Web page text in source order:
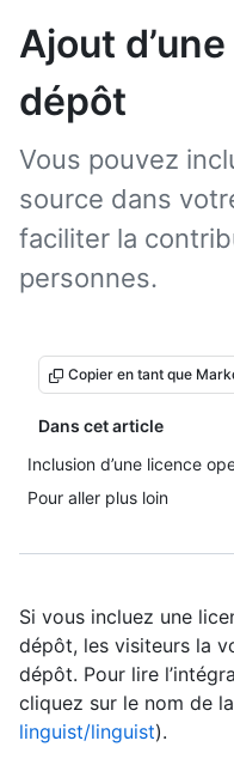
Ajout
dépôt
Vous pouvez
source dans
faciliter la
personnes.
Copier en tant que
Dans cet article
Inclusion d’une licence
Pour aller plus loin
Si vous incluez une
dépôt, les visiteurs la
dépôt. Pour lire
cliquez sur le nom de
linguist/linguist).